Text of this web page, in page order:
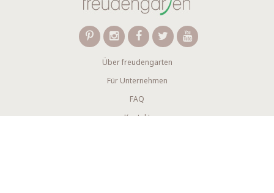
Über freudengarten
Für Unternehmen
FAQ
Kontakt